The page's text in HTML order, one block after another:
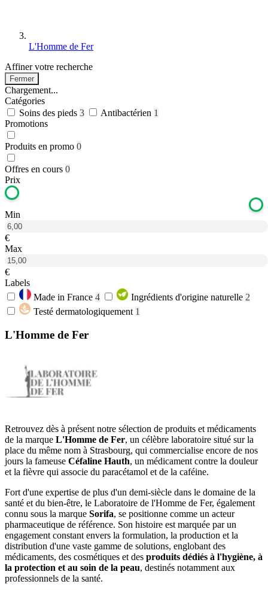
L'Homme de Fer
Affiner votre recherche
Fermer
Chargement...
Catégories
Soins des pieds 3 Antibactérien 1
Promotions
Produits en promo 0
Offres en cours 0
Prix
Min
€
Max
€
Labels
Made in France 4 Ingrédients d'origine naturelle 2
Testé dermatologiquement 1
L'Homme de Fer
Retrouvez dès à présent notre sélection de produits et médicaments
de la marque L'Homme de Fer, un célèbre laboratoire situé sur la
place du même nom à Strasbourg, qui commercialise encore de nos
jours la fameuse Céfaline Hauth, un médicament contre la douleur
et la fièvre qui associe du paracétamol et de la caféine.
Fort d'une expertise de plus d'un demi-siècle dans le domaine de la
santé et du bien-être, le Laboratoire de l'Homme de Fer, également
connu sous la marque Sorifa, se positionne comme un acteur
pharmaceutique de référence. Son histoire est marquée par un
engagement constant envers la formulation, la production et la
distribution d'une vaste gamme de solutions, englobant des
médicaments, des cosmétiques et des produits dédiés à l'hygiène, à
la protection et au soin de la peau, destinés notamment aux
professionnels de la santé.